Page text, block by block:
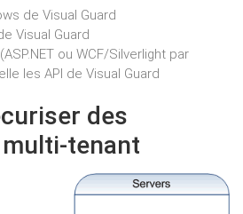
de Visual Guard
Visual Guard
ou WCF/Silverlight par
les API de Visual Guard
des
tenant